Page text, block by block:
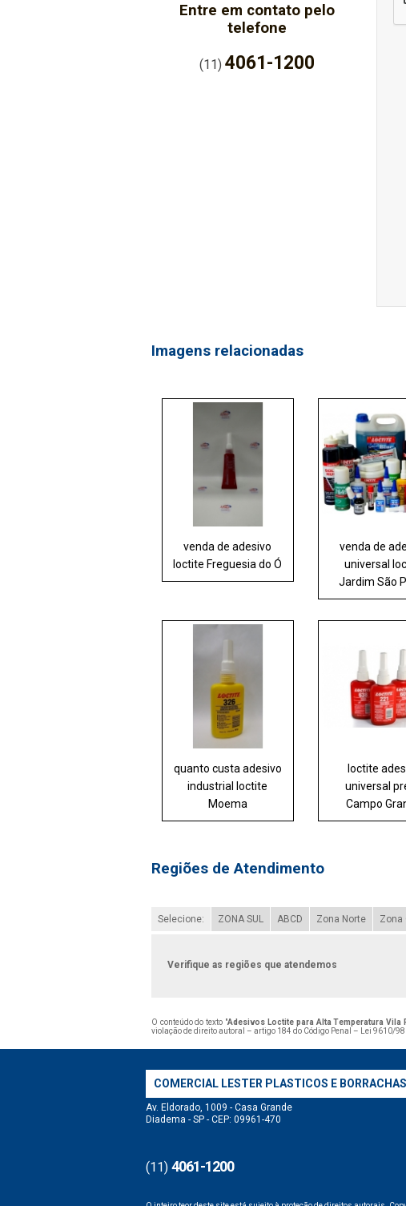
Entre em contato pelo
telefone
(11)4061-1200
Imagens relacionadas
venda de adesivo
loctite Freguesia do Ó
venda de
universal
Jardim São
quanto custa adesivo
industrial loctite
Moema
loctite
universal
Campo
Regiões de Atendimento
Selecione: ZONA SUL ABCD Zona Norte Zona
Verifique as regiões que atendemos
O conteúdo do texto "Adesivos Loctite para Alta Temperatura Vila
violação de direito autoral – artigo 184 do Código Penal – Lei 9610/
COMERCIAL LESTER PLASTICOS E
Av. Eldorado, 1009 - Casa Grande
Diadema - SP - CEP: 09961-470
(11) 4061-1200